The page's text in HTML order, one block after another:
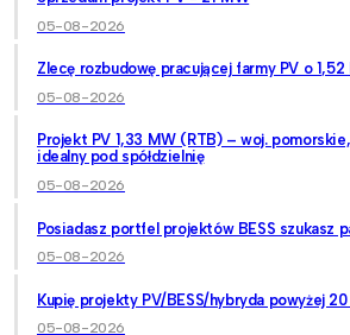
05-08-2026
Zlecę rozbudowę pracującej farmy PV o 1,52
05-08-2026
Projekt PV 1,33 MW (RTB) – woj.
idealny pod spółdzielnię
05-08-2026
Posiadasz portfel projektów BESS szukasz
05-08-2026
Kupię projekty PV/BESS/hybryda powyżej
05-08-2026